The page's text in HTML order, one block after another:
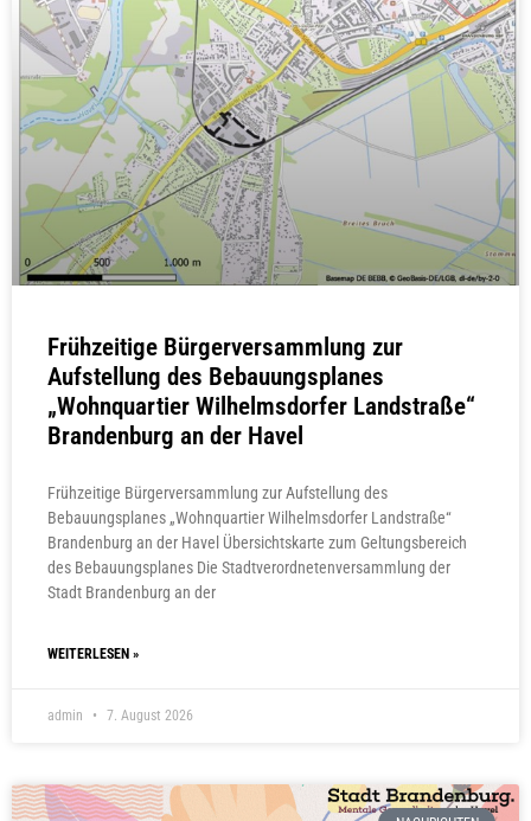
Frühzeitige Bürgerversammlung zur
Aufstellung des Bebauungsplanes
„Wohnquartier Wilhelmsdorfer Landstraße“
Brandenburg an der Havel
Frühzeitige Bürgerversammlung zur Aufstellung des
Bebauungsplanes „Wohnquartier Wilhelmsdorfer Landstraße“
Brandenburg an der Havel Übersichtskarte zum Geltungsbereich
des Bebauungsplanes Die Stadtverordnetenversammlung der
Stadt Brandenburg an der
WEITERLESEN »
admin 7. August 2026